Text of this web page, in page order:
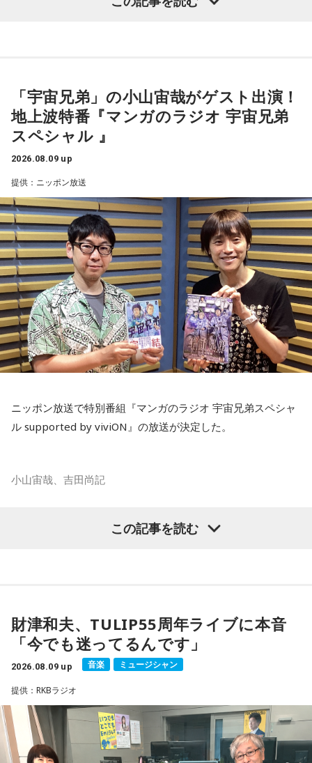
当時はスマホもなく、写真を撮ることもできませんでした。
柏原収史も、友達の家に泊まり、夜更かしをしながら星空を
見るという夏休みならではの体験に触れながら、「記憶に焼
きつく景色」について語りました。
便利になった今だからこそ、ただ景色を眺める時間の大切さ
を感じるエピソードです。
山梨の風景とともに蘇る夏の記憶
『Nostalgic More Story』では、山梨にまつわる風景や、大
切な人との思い出を紹介しています。
今回の放送では、夏の夜空をきっかけに、子どもの頃の純粋
な感動や、時間が経っても色あせない記憶が届けられまし
た。
お楽しみください。
パーソナリティを務め、漫画にまつわるゲストを迎えるポッ
18年に及ぶ「宇宙兄弟」の連載完結のタイミングでの出演と
なり、「宇宙兄弟」誕生のエピソードや「キャラクターに出
会う」というキャラクター造形について、ストーリーの発想
と科学的裏付けについて等、様々な話を伺っていく。
小山宙哉をゲストに迎える特別番組『マンガのラジオ 宇宙兄
弟スペシャル supported by viviON』は8月16日（日）19時
から放送。放送後には、地上波本編で未公開の音源を含むデ
ィレクターズカット版のポッドキャスト配信も予定してい
る。
【小山宙哉プロフィール】
1978年生 京都府出身 京都市立銅駝美術工芸高等学校（現：
京都市立美術工芸高等学校）、大阪市立デザイン教育研究所
卒業。デザイン会社勤務を経て、「モーニング」に持ち込み
をした『ジジジイ』で第14回MANGA OPEN審査委員賞（わ
OPEN大賞受賞。2006年『ハルジャン』『ジジジイ-GGG-』
を連載。
で2010年 第56回小学館漫画賞一般向け部門、2011年 第35回
賞。TVアニメ、実写映画等、多くのメディアミックスを果た
■番組タイトル：『マンガのラジオ 宇宙兄弟スペシャル
supported by viviON』
■放送日時：2026年8月16日（日） 19時～20時
■パーソナリティ：吉田尚記
■ゲスト：小山宙哉
■公式Xアカウント：@MANGARADIO1242
■ハッシュタグ：#マンガのラジオ
■番組HP：
https://manga-no-radio.com/
「宇宙兄弟」の小山宙哉がゲスト出演！
地上波特番『マンガのラジオ 宇宙兄弟
スペシャル 』
2026.08.09 up
提供：ニッポン放送
ニッポン放送で特別番組『マンガのラジオ 宇宙兄弟スペシャ
ル supported by viviON』の放送が決定した。
小山宙哉、吉田尚記
パーソナリティを務め、漫画にまつわるゲストを迎えるポッ
18年に及ぶ「宇宙兄弟」の連載完結のタイミングでの出演と
なり、「宇宙兄弟」誕生のエピソードや「キャラクターに出
会う」というキャラクター造形について、ストーリーの発想
小山宙哉をゲストに迎える特別番組『マンガのラジオ 宇宙兄
弟スペシャル supported by viviON』は8月16日（日）19時
から放送。放送後には、地上波本編で未公開の音源を含むデ
この記事を読む
財津和夫、TULIP55周年ライブに本音
「今でも迷ってるんです」
2026.08.09 up 音楽 ミュージシャン
提供：RKBラジオ